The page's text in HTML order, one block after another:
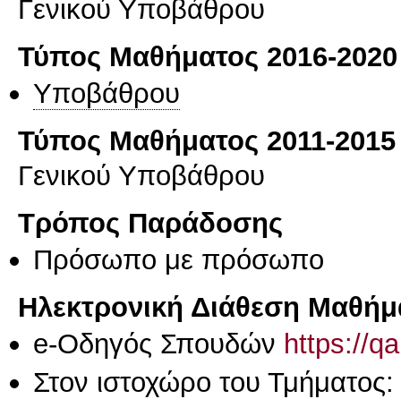
Γενικού Υποβάθρου
Τύπος Μαθήματος 2016-2020
Υποβάθρου
Τύπος Μαθήματος 2011-2015
Γενικού Υποβάθρου
Τρόπος Παράδοσης
Πρόσωπο με πρόσωπο
Ηλεκτρονική Διάθεση
e-Οδηγός Σπουδών https://
Στον ιστοχώρο του Τμήματος: